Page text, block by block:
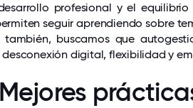
profesional y el
seguir aprendiendo sobre
buscamos que
digital, flexibilidad y
Mejores